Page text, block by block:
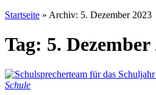
Startseite » Archiv: 5. Dezember 2023
Tag: 5. Dezember
Schule